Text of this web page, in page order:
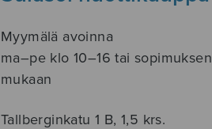
Myymälä avoinna
ma–pe klo 10–16 tai sopimuksen
mukaan
Tallberginkatu 1 B, 1,5 krs.